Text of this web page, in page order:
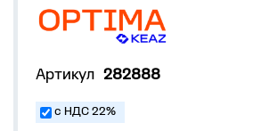
Артикул 282888
с НДС 22%